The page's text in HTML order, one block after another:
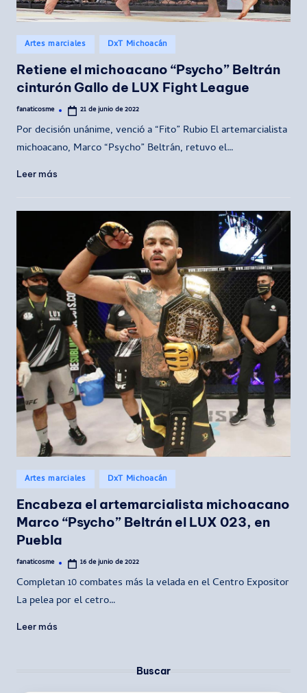
Publicado
en
Artes marciales DxT Michoacán
Retiene el michoacano “Psycho” Beltrán
cinturón Gallo de LUX Fight League
Publicado
fanaticosme 21 de junio de 2022
Por decisión unánime, venció a “Fito” Rubio El artemarcialista
michoacano, Marco “Psycho” Beltrán, retuvo el…
Leer más
Publicado
en
Artes marciales DxT Michoacán
Encabeza el artemarcialista michoacano
Marco “Psycho” Beltrán el LUX 023, en
Puebla
Publicado
fanaticosme 16 de junio de 2022
Completan 10 combates más la velada en el Centro Expositor
La pelea por el cetro…
Leer más
Buscar